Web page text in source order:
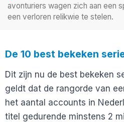
avonturiers wagen zich aan een
een verloren relikwie te stelen.
De 10 best bekeken
Dit zijn nu de best bekeken
geldt dat de rangorde van
het aantal accounts in
titel gedurende minstens 2